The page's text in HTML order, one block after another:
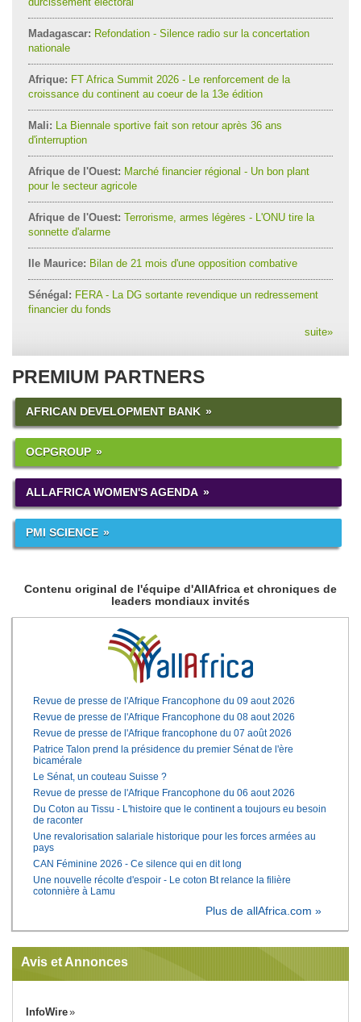
Madagascar: Refondation - Silence radio sur la concertation
nationale
Afrique: FT Africa Summit 2026 - Le renforcement de la
croissance du continent au coeur de la 13e édition
Mali: La Biennale sportive fait son retour après 36 ans
d'interruption
Afrique de l'Ouest: Marché financier régional - Un bon plant
pour le secteur agricole
Afrique de l'Ouest: Terrorisme, armes légères - L'ONU tire la
sonnette d'alarme
Ile Maurice: Bilan de 21 mois d'une opposition combative
Sénégal: FERA - La DG sortante revendique un redressement
financier du fonds
suite»
PREMIUM PARTNERS
AFRICAN DEVELOPMENT BANK
OCPGROUP
ALLAFRICA WOMEN'S AGENDA
PMI SCIENCE
Contenu original de l'équipe d'AllAfrica et chroniques de
leaders mondiaux invités
Revue de presse de l'Afrique Francophone du 09 aout 2026
Revue de presse de l'Afrique Francophone du 08 aout 2026
Revue de presse de l'Afrique francophone du 07 août 2026
Patrice Talon prend la présidence du premier Sénat de l'ère
bicamérale
Le Sénat, un couteau Suisse ?
Revue de presse de l'Afrique Francophone du 06 aout 2026
Du Coton au Tissu - L'histoire que le continent a toujours eu besoin
de raconter
Une revalorisation salariale historique pour les forces armées au
pays
CAN Féminine 2026 - Ce silence qui en dit long
Une nouvelle récolte d'espoir - Le coton Bt relance la filière
cotonnière à Lamu
Plus de allAfrica.com »
Avis et Annonces
InfoWire